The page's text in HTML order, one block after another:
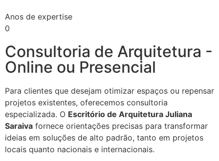
Anos de expertise
0
Consultoria de Arquitetura -
Online ou Presencial
Para clientes que desejam otimizar espaços ou repensar
projetos existentes, oferecemos consultoria
especializada. O Escritório de Arquitetura Juliana
Saraiva fornece orientações precisas para transformar
ideias em soluções de alto padrão, tanto em projetos
locais quanto nacionais e internacionais.